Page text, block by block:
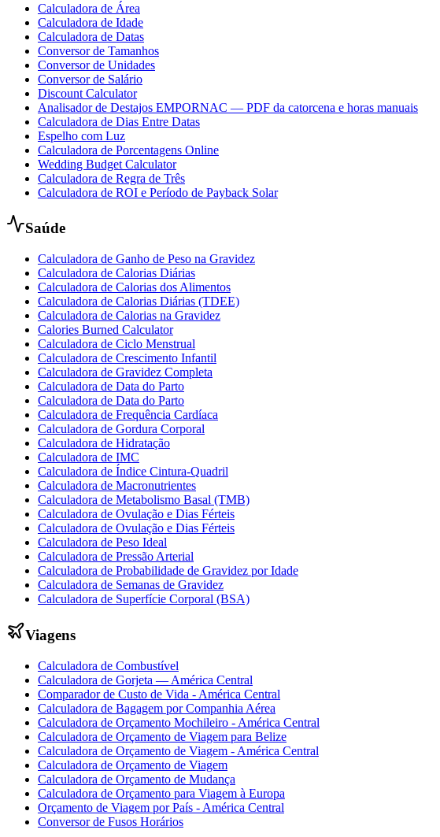
Calculadora de Área
Calculadora de Idade
Calculadora de Datas
Conversor de Tamanhos
Conversor de Unidades
Conversor de Salário
Discount Calculator
Analisador de Destajos EMPORNAC — PDF da catorcena e horas manuais
Calculadora de Dias Entre Datas
Espelho com Luz
Calculadora de Porcentagens Online
Wedding Budget Calculator
Calculadora de Regra de Três
Calculadora de ROI e Período de Payback Solar
Saúde
Calculadora de Ganho de Peso na Gravidez
Calculadora de Calorias Diárias
Calculadora de Calorias dos Alimentos
Calculadora de Calorias Diárias (TDEE)
Calculadora de Calorias na Gravidez
Calories Burned Calculator
Calculadora de Ciclo Menstrual
Calculadora de Crescimento Infantil
Calculadora de Gravidez Completa
Calculadora de Data do Parto
Calculadora de Data do Parto
Calculadora de Frequência Cardíaca
Calculadora de Gordura Corporal
Calculadora de Hidratação
Calculadora de IMC
Calculadora de Índice Cintura-Quadril
Calculadora de Macronutrientes
Calculadora de Metabolismo Basal (TMB)
Calculadora de Ovulação e Dias Férteis
Calculadora de Ovulação e Dias Férteis
Calculadora de Peso Ideal
Calculadora de Pressão Arterial
Calculadora de Probabilidade de Gravidez por Idade
Calculadora de Semanas de Gravidez
Calculadora de Superfície Corporal (BSA)
Viagens
Calculadora de Combustível
Calculadora de Gorjeta — América Central
Comparador de Custo de Vida - América Central
Calculadora de Bagagem por Companhia Aérea
Calculadora de Orçamento Mochileiro - América Central
Calculadora de Orçamento de Viagem para Belize
Calculadora de Orçamento de Viagem - América Central
Calculadora de Orçamento de Viagem
Calculadora de Orçamento de Mudança
Calculadora de Orçamento para Viagem à Europa
Orçamento de Viagem por País - América Central
Conversor de Fusos Horários